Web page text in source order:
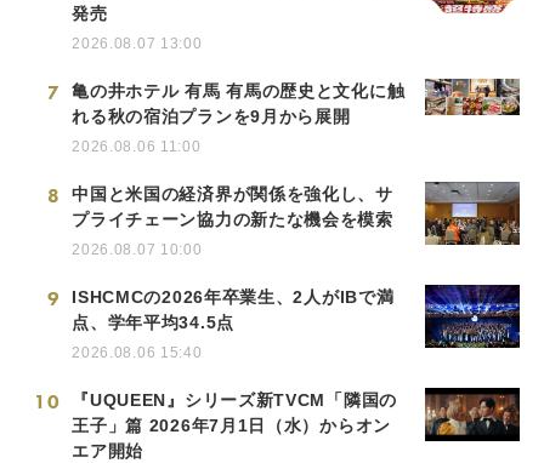
発売
2026.08.07 13:00
7
亀の井ホテル 有馬 有馬の歴史と文化に触
れる秋の宿泊プランを9月から展開
2026.08.06 11:00
8
中国と米国の経済界が関係を強化し、サ
プライチェーン協力の新たな機会を模索
2026.08.07 10:00
9
ISHCMCの2026年卒業生、2人がIBで満
点、学年平均34.5点
2026.08.06 15:40
10
『UQUEEN』シリーズ新TVCM「隣国の
王子」篇 2026年7月1日（水）からオン
エア開始